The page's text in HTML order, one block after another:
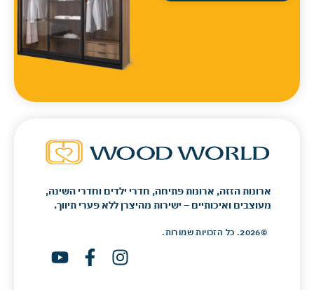
ארונות הזזה, ארונות פתיחה, חדרי ילדים וחדרי השינה,
מעוצבים ואיכותיים – ישירות מהיצרן ללא פערי תיווך.
©2026. כל הזכויות שמורות.